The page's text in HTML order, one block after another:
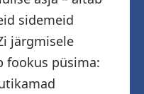
sidemeid
järgmisele
fookus püsima: